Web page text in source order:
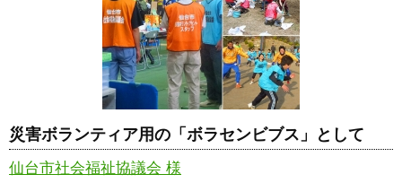
災害ボランティア用の「ボラセンビブス」として
仙台市社会福祉協議会 様